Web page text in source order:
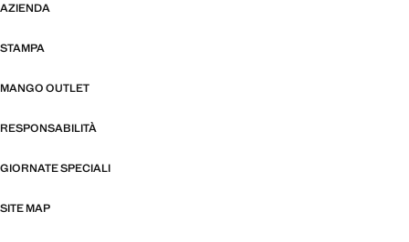
AZIENDA
STAMPA
MANGO OUTLET
RESPONSABILITÀ
GIORNATE SPECIALI
SITE MAP